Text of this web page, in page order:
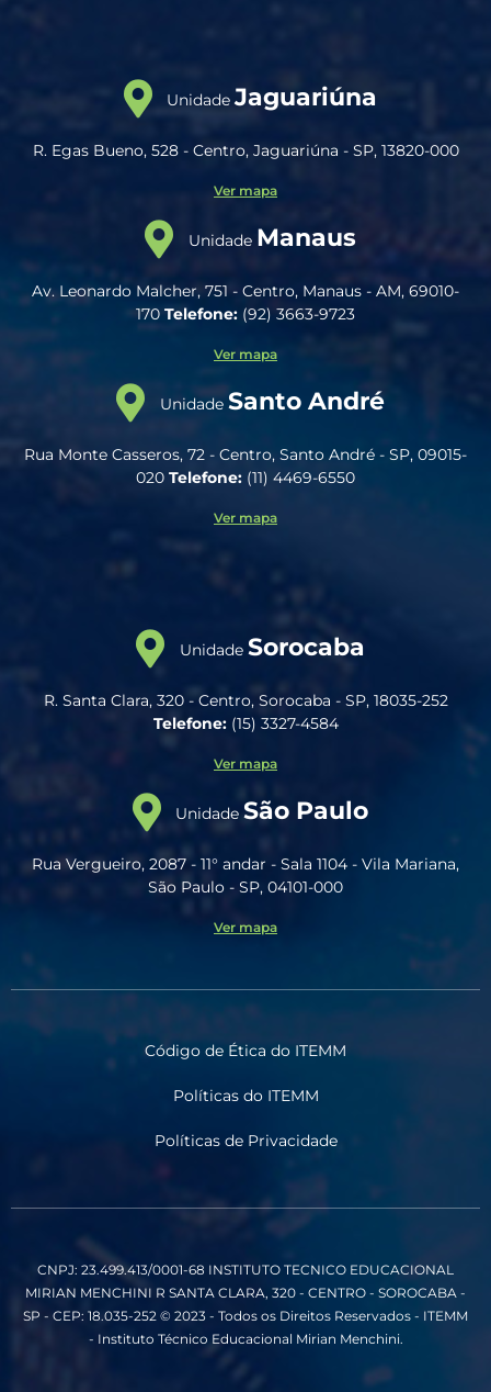
Unidade Jaguariúna
R. Egas Bueno, 528 - Centro, Jaguariúna - SP, 13820-000
Ver mapa
Unidade Manaus
Av. Leonardo Malcher, 751 - Centro, Manaus - AM, 69010-
170 Telefone: (92) 3663-9723
Ver mapa
Unidade Santo André
Rua Monte Casseros, 72 - Centro, Santo André - SP, 09015-
020 Telefone: (11) 4469-6550
Ver mapa
Unidade Sorocaba
R. Santa Clara, 320 - Centro, Sorocaba - SP, 18035-252
Telefone: (15) 3327-4584
Ver mapa
Unidade São Paulo
Rua Vergueiro, 2087 - 11° andar - Sala 1104 - Vila Mariana,
São Paulo - SP, 04101-000
Ver mapa
Código de Ética do ITEMM
Políticas do ITEMM
Políticas de Privacidade
CNPJ: 23.499.413/0001-68 INSTITUTO TECNICO EDUCACIONAL
MIRIAN MENCHINI R SANTA CLARA, 320 - CENTRO - SOROCABA -
SP - CEP: 18.035-252 © 2023 - Todos os Direitos Reservados - ITEMM
- Instituto Técnico Educacional Mirian Menchini.